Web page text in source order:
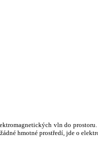
vln do
hmotné prostředí, jde o